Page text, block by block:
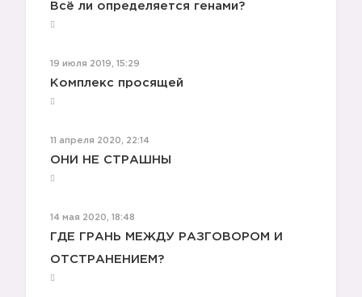
Всё ли определяется генами?
19 июля 2019, 15:29
Комплекс просящей
11 апреля 2020, 22:14
ОНИ НЕ СТРАШНЫ
14 мая 2020, 18:48
ГДЕ ГРАНЬ МЕЖДУ РАЗГОВОРОМ И
ОТСТРАНЕНИЕМ?